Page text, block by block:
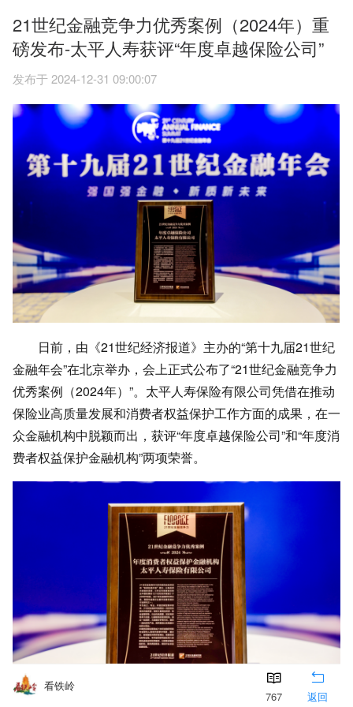
21世纪金融竞争力优秀案例（2024年）重
磅发布-太平人寿获评“年度卓越保险公司”
发布于 2024-12-31 09:00:07
日前，由《21世纪经济报道》主办的“第十九届21世纪
金融年会”在北京举办，会上正式公布了“21世纪金融竞争力
优秀案例（2024年）”。太平人寿保险有限公司凭借在推动
保险业高质量发展和消费者权益保护工作方面的成果，在一
众金融机构中脱颖而出，获评“年度卓越保险公司”和“年度消
费者权益保护金融机构”两项荣誉。
看铁岭
767 返回